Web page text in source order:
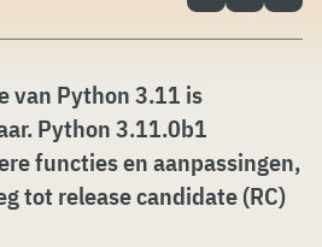
van Python 3.11 is
Python 3.11.0b1
functies en aanpassingen,
tot release candidate (RC)